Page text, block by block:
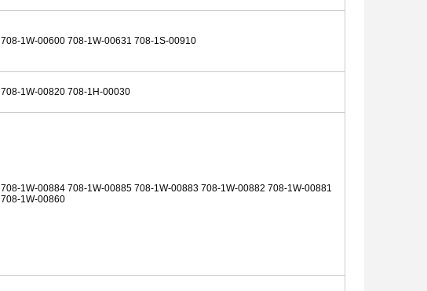
708-1W-00600 708-1W-00631 708-1S-00910
708-1W-00820 708-1H-00030
708-1W-00884 708-1W-00885 708-1W-00883 708-1W-00882 708-1W-00881
708-1W-00860